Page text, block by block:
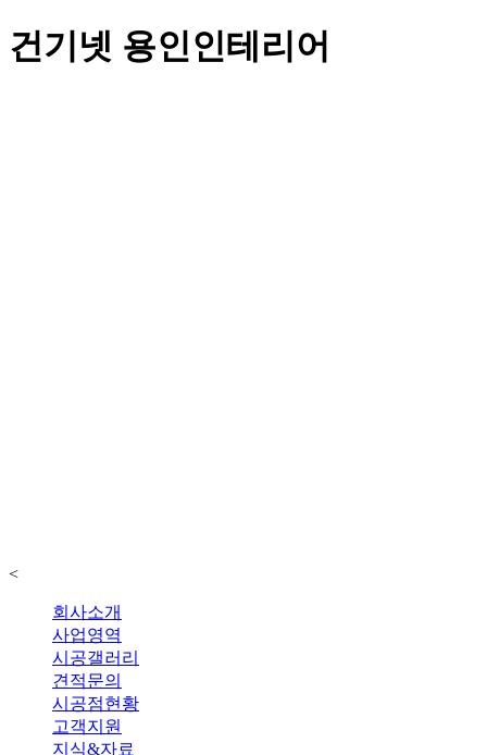
건기넷 용인인테리어
<
회사소개
사업영역
시공갤러리
견적문의
시공점현황
고객지원
지식&자료